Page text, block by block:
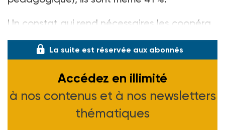
Un constat qui rend nécessaires les coopéra
La suite est réservée aux abonnés
Accédez en illimité
à nos contenus et à nos newsletters
thématiques